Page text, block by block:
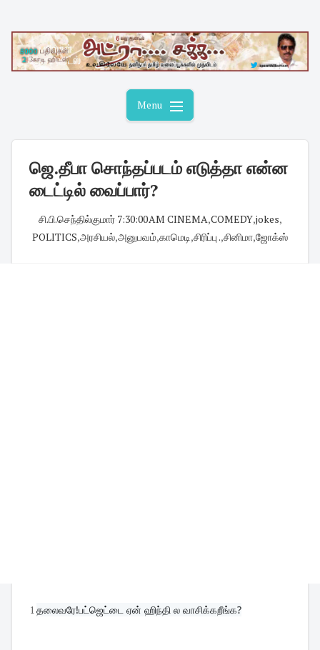
content
Menu
ஜெ.தீபா சொந்தப்படம் எடுத்தா என்ன
டைட்டில் வைப்பார்?
சி.பி.செந்தில்குமார்· 7:30:00 AM CINEMA,COMEDY,jokes,
POLITICS,அரசியல்,அனுபவம்,காமெடி,சிரிப்பு .,சினிமா,ஜோக்ஸ்
1தலைவரே!பட்ஜெட்டை ஏன் ஹிந்தி ல வாசிக்கறீங்க?